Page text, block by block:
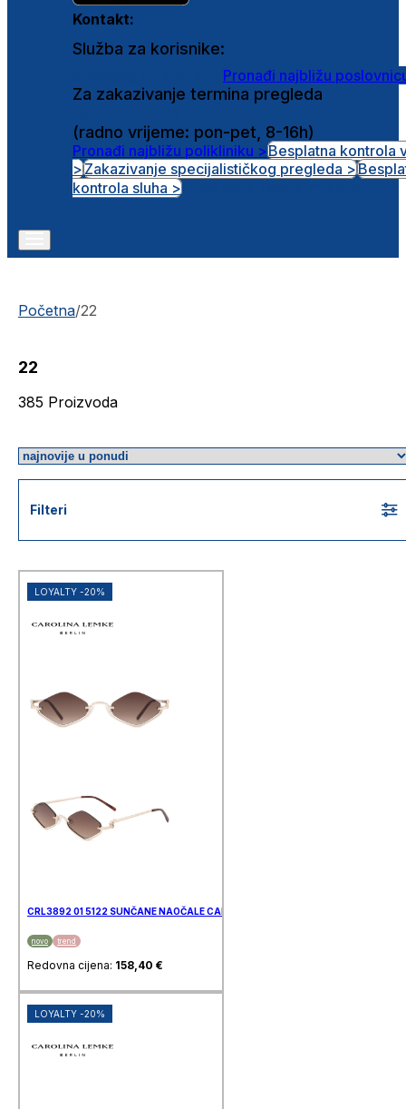
Kontakt:
Služba za korisnike:
Pronađi najbližu
Za zakazivanje termina pregleda
(radno vrijeme: pon-pet, 8-16h)
Pronađi najbližu polikliniku >Besplatna kontrola
>Zakazivanje specijalističkog pregleda >
kontrola sluha >
Početna/22
22
385 Proizvoda
Filteri
LOYALTY -20%
CRL3892 01 5122 SUNČANE NAOČALE CAROLINA LEMKE
novo trend
Redovna cijena: 158,40 €
LOYALTY -20%